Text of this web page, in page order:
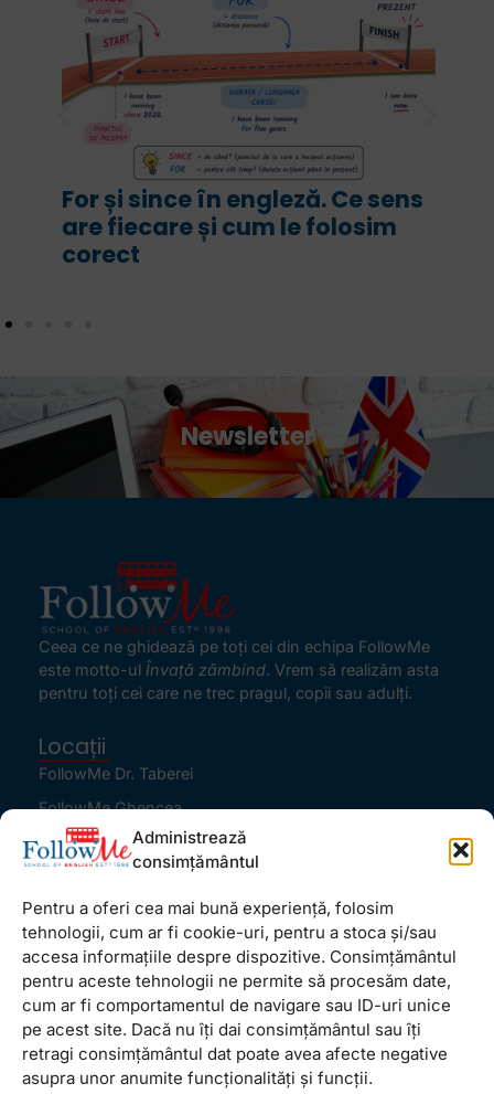
Administrează
consimțământul
Pentru a oferi cea mai bună experiență, folosim
tehnologii, cum ar fi cookie-uri, pentru a stoca și/sau
accesa informațiile despre dispozitive. Consimțământul
pentru aceste tehnologii ne permite să procesăm date,
cum ar fi comportamentul de navigare sau ID-uri unice
pe acest site. Dacă nu îți dai consimțământul sau îți
retragi consimțământul dat poate avea afecte negative
asupra unor anumite funcționalități și funcții.
For și since în engleză. Ce sens
are fiecare și cum le folosim
corect
Newsletter
Ceea ce ne ghidează pe toţi cei din echipa FollowMe
este motto-ul Învaţă zâmbind. Vrem să realizăm asta
pentru toţi cei care ne trec pragul, copii sau adulţi.
Locații
FollowMe Dr. Taberei
FollowMe Ghencea
FollowMe Titan
Informații Utile
Regulament FollowMe
Structură an școlar
Contact
Testimoniale
GDPR